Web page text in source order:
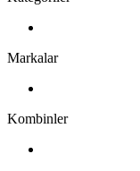
Markalar
Kombinler